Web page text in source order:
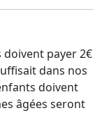
doivent payer 2€
dans nos
doivent
âgées seront